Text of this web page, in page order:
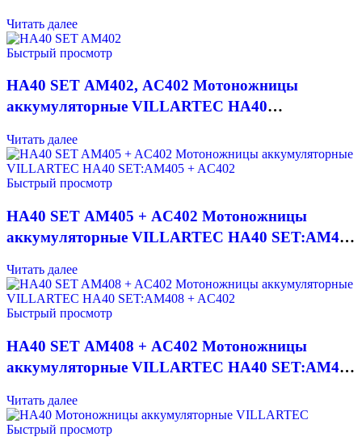
Читать далее
Быстрый просмотр
HA40 SET AM402, AC402 Мотоножницы
аккумуляторные VILLARTEC HA40
Читать далее
Быстрый просмотр
HA40 SET AM405 + AC402 Мотоножницы
аккумуляторные VILLARTEC HA40 SET:AM405
Читать далее
Быстрый просмотр
HA40 SET AM408 + AC402 Мотоножницы
аккумуляторные VILLARTEC HA40 SET:AM408
Читать далее
Быстрый просмотр